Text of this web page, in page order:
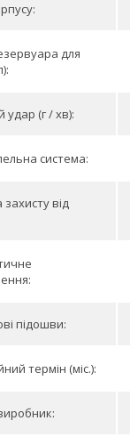
для
удар (г / хв):
система:
від
підошви:
термін (міс.):